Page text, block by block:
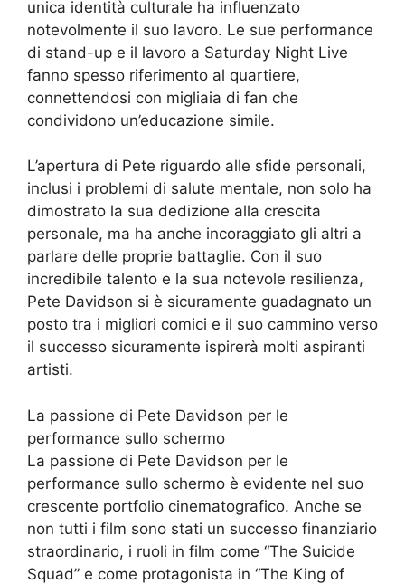
unica identità culturale ha influenzato
notevolmente il suo lavoro. Le sue performance
di stand-up e il lavoro a Saturday Night Live
fanno spesso riferimento al quartiere,
connettendosi con migliaia di fan che
condividono un’educazione simile.
L’apertura di Pete riguardo alle sfide personali,
inclusi i problemi di salute mentale, non solo ha
dimostrato la sua dedizione alla crescita
personale, ma ha anche incoraggiato gli altri a
parlare delle proprie battaglie. Con il suo
incredibile talento e la sua notevole resilienza,
Pete Davidson si è sicuramente guadagnato un
posto tra i migliori comici e il suo cammino verso
il successo sicuramente ispirerà molti aspiranti
artisti.
La passione di Pete Davidson per le
performance sullo schermo
La passione di Pete Davidson per le
performance sullo schermo è evidente nel suo
crescente portfolio cinematografico. Anche se
non tutti i film sono stati un successo finanziario
straordinario, i ruoli in film come “The Suicide
Squad” e come protagonista in “The King of